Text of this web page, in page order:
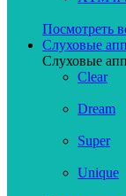
Посмотреть
Слуховые
Слуховые
Clear
Dream
Super
Unique